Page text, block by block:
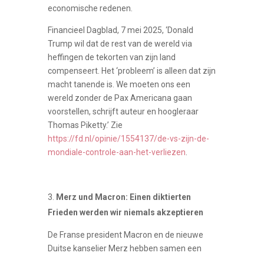
economische redenen.
Financieel Dagblad, 7 mei 2025, ‘Donald
Trump wil dat de rest van de wereld via
heffingen de tekorten van zijn land
compenseert. Het ‘probleem’ is alleen dat zijn
macht tanende is. We moeten ons een
wereld zonder de Pax Americana gaan
voorstellen, schrijft auteur en hoogleraar
Thomas Piketty.’ Zie
https://fd.nl/opinie/1554137/de-vs-zijn-de-
mondiale-controle-aan-het-verliezen
Merz und Macron: Einen diktierten
Frieden werden wir niemals akzeptieren
De Franse president Macron en de nieuwe
Duitse kanselier Merz hebben samen een